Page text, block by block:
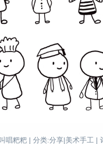
唱粑粑 | 分类:分享|美术手工 |